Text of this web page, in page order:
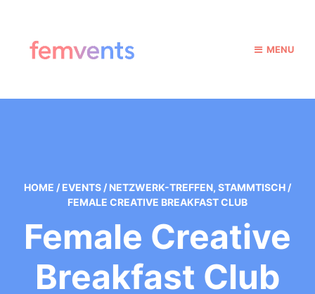
MENU
HOME / EVENTS / NETZWERK-TREFFEN, STAMMTISCH /
FEMALE CREATIVE BREAKFAST CLUB
Female Creative
Breakfast Club